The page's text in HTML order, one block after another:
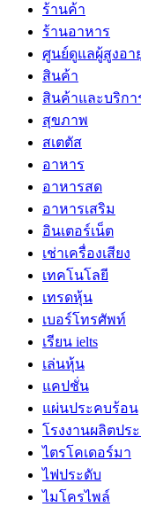
ร้านค้า
ร้านอาหาร
ศูนย์ดูแลผู้สูงอา
สินค้า
สินค้าและบริกา
สุขภาพ
สเตตัส
อาหาร
อาหารสด
อาหารเสริม
อินเตอร์เน็ต
เช่าเครื่องเสียง
เทคโนโลยี
เทรดหุ้น
เบอร์โทรศัพท์
เรียน ielts
เล่นหุ้น
แคปชั่น
แผ่นประคบร้อน
โรงงานผลิตปร
ไตรโคเดอร์มา
ไฟประดับ
ไมโครไพล์